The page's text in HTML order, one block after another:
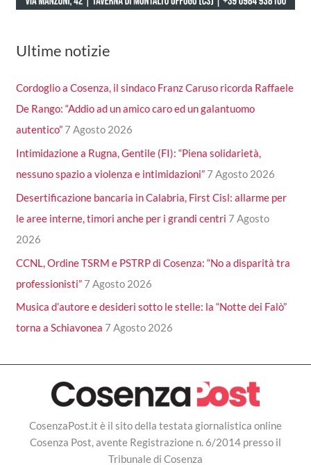
Ultime notizie
Cordoglio a Cosenza, il sindaco Franz Caruso ricorda Raffaele
De Rango: “Addio ad un amico caro ed un galantuomo
autentico” 7 Agosto 2026
Intimidazione a Rugna, Gentile (FI): “Piena solidarietà,
nessuno spazio a violenza e intimidazioni” 7 Agosto 2026
Desertificazione bancaria in Calabria, First Cisl: allarme per
le aree interne, timori anche per i grandi centri 7 Agosto
2026
CCNL, Ordine TSRM e PSTRP di Cosenza: “No a disparità tra
professionisti” 7 Agosto 2026
Musica d’autore e desideri sotto le stelle: la “Notte dei Falò”
torna a Schiavonea 7 Agosto 2026
CosenzaPost.it è il sito della testata giornalistica online
Cosenza Post, avente Registrazione n. 6/2014 presso il
Tribunale di Cosenza